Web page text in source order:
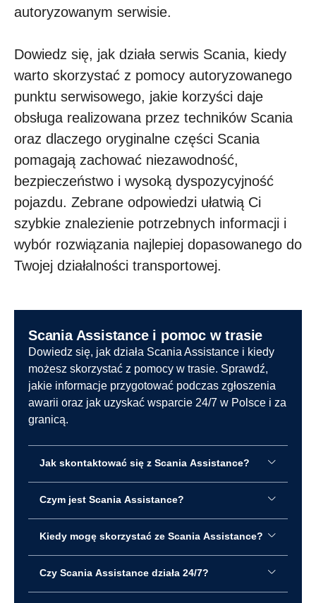
autoryzowanym serwisie.
Dowiedz się, jak działa serwis Scania, kiedy
warto skorzystać z pomocy autoryzowanego
punktu serwisowego, jakie korzyści daje
obsługa realizowana przez techników Scania
oraz dlaczego oryginalne części Scania
pomagają zachować niezawodność,
bezpieczeństwo i wysoką dyspozycyjność
pojazdu. Zebrane odpowiedzi ułatwią Ci
szybkie znalezienie potrzebnych informacji i
wybór rozwiązania najlepiej dopasowanego do
Twojej działalności transportowej.
Scania Assistance i pomoc w trasie
Dowiedz się, jak działa Scania Assistance i kiedy
możesz skorzystać z pomocy w trasie. Sprawdź,
jakie informacje przygotować podczas zgłoszenia
awarii oraz jak uzyskać wsparcie 24/7 w Polsce i za
granicą.
Jak skontaktować się z Scania Assistance?
Czym jest Scania Assistance?
Kiedy mogę skorzystać ze Scania Assistance?
Czy Scania Assistance działa 24/7?